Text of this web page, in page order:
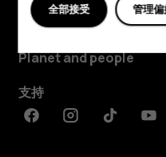
关于
Planet and people
支持
FacebookInstagramTiktok
管理
全部接受